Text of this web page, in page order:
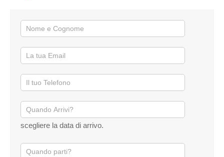
scegliere la data di arrivo.